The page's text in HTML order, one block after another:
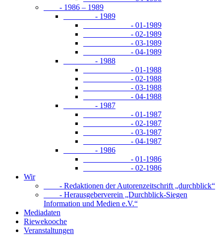
- 1986 – 1989
- 1989
- 01-1989
- 02-1989
- 03-1989
- 04-1989
- 1988
- 01-1988
- 02-1988
- 03-1988
- 04-1988
- 1987
- 01-1987
- 02-1987
- 03-1987
- 04-1987
- 1986
- 01-1986
- 02-1986
Wir
- Redaktionen der Autorenzeitschrift „durchblick“
- Herausgeberverein „Durchblick-Siegen
Information und Medien e.V.“
Mediadaten
Riewekooche
Veranstaltungen